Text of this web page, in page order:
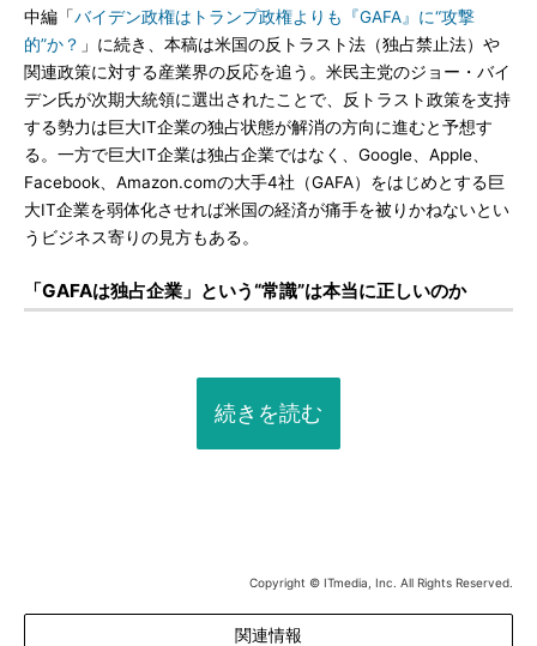
中編「バイデン政権はトランプ政権よりも『GAFA』に“攻撃
的”か？ 」に続き、本稿は米国の反トラスト法（独占禁止法）や
関連政策に対する産業界の反応を追う。米民主党のジョー・バイ
デン氏が次期大統領に選出されたことで、反トラスト政策を支持
する勢力は巨大IT企業の独占状態が解消の方向に進むと予想す
る。一方で巨大IT企業は独占企業ではなく、Google、Apple、
Facebook、Amazon.comの大手4社（GAFA）をはじめとする巨
大IT企業を弱体化させれば米国の経済が痛手を被りかねないとい
うビジネス寄りの見方もある。
「GAFAは独占企業」という“常識”は本当に正しいのか
続きを読む
Copyright © ITmedia, Inc. All Rights Reserved.
関連情報